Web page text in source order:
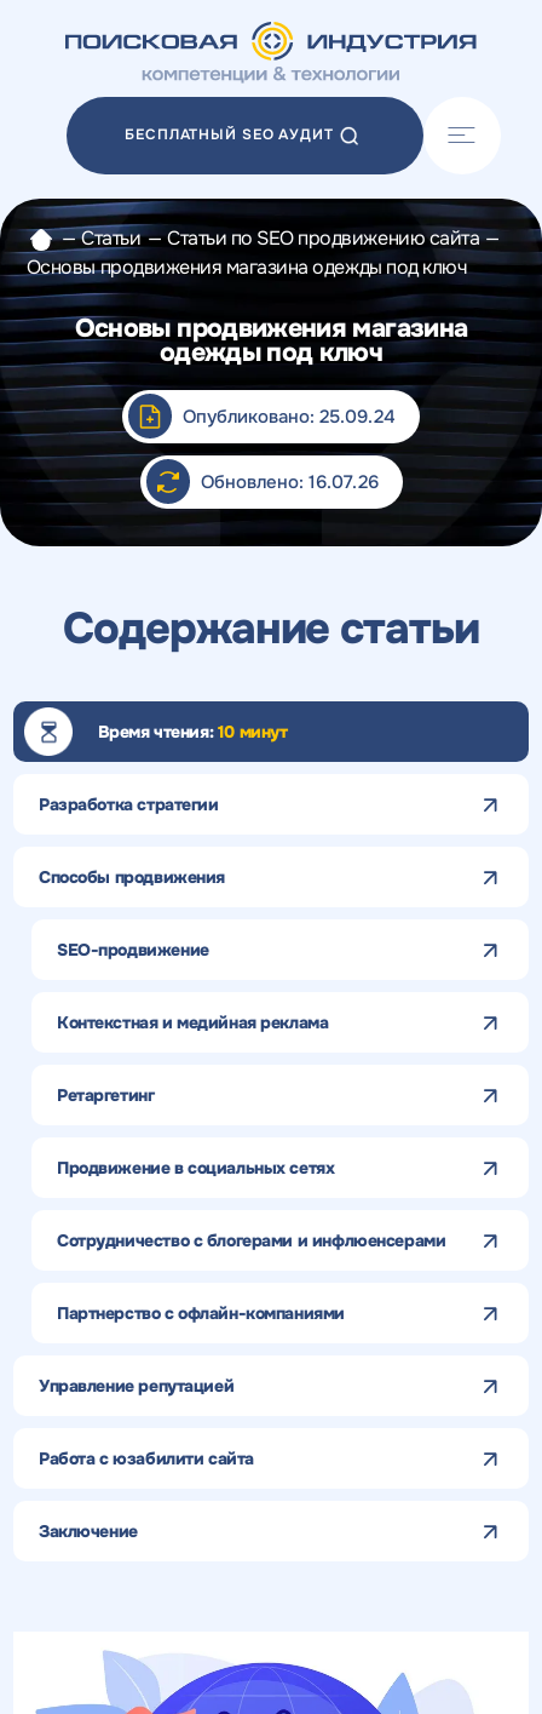
БЕСПЛАТНЫЙ SEO АУДИТ
Акции
Отзывы
Разработка сайтов
Разработка прототипов
Разработка контента
Реклама у блогеров
Веб-аналитика
— Статьи — Статьи по SEO продвижению сайта —
Основы продвижения магазина одежды под ключ
Основы продвижения магазина
одежды под ключ
Опубликовано: 25.09.24
Обновлено: 16.07.26
Содержание статьи
Время чтения:10 минут
Разработка стратегии
Способы продвижения
SEO-продвижение
Контекстная и медийная реклама
Ретаргетинг
Продвижение в социальных сетях
Сотрудничество с блогерами и инфлюенсерами
Партнерство с офлайн-компаниями
Управление репутацией
Работа с юзабилити сайта
Заключение